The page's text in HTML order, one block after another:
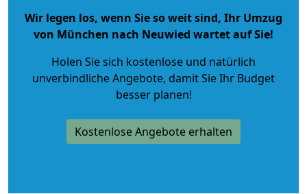
Wir legen los, wenn Sie so weit sind, Ihr Umzug
von München nach Neuwied wartet auf Sie!
Holen Sie sich kostenlose und natürlich
unverbindliche Angebote, damit Sie Ihr Budget
besser planen!
Kostenlose Angebote erhalten